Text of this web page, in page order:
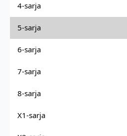
4-sarja
5-sarja
6-sarja
7-sarja
8-sarja
X1-sarja